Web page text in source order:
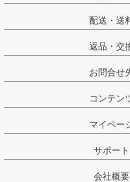
配送・送
返品・交
お問合せ
コンテン
マイペー
サポート
会社概要